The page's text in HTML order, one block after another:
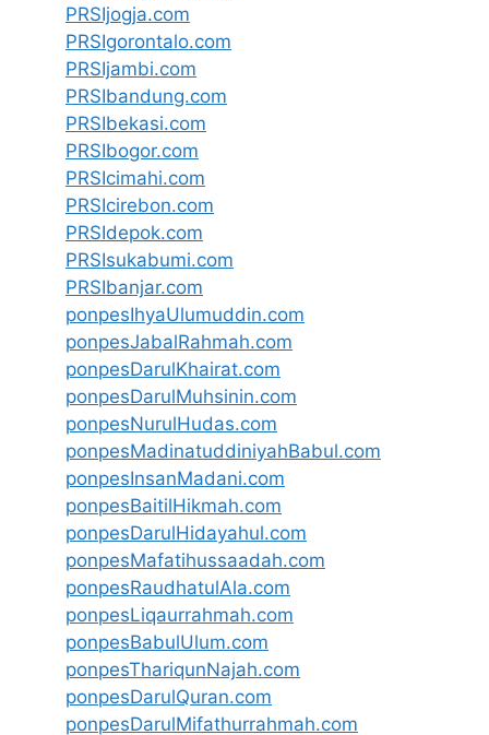
PRSIjogja.com
PRSIgorontalo.com
PRSIjambi.com
PRSIbandung.com
PRSIbekasi.com
PRSIbogor.com
PRSIcimahi.com
PRSIcirebon.com
PRSIdepok.com
PRSIsukabumi.com
PRSIbanjar.com
ponpesIhyaUlumuddin.com
ponpesJabalRahmah.com
ponpesDarulKhairat.com
ponpesDarulMuhsinin.com
ponpesNurulHudas.com
ponpesMadinatuddiniyahBabul.com
ponpesInsanMadani.com
ponpesBaitilHikmah.com
ponpesDarulHidayahul.com
ponpesMafatihussaadah.com
ponpesRaudhatulAla.com
ponpesLiqaurrahmah.com
ponpesBabulUlum.com
ponpesThariqunNajah.com
ponpesDarulQuran.com
ponpesDarulMifathurrahmah.com